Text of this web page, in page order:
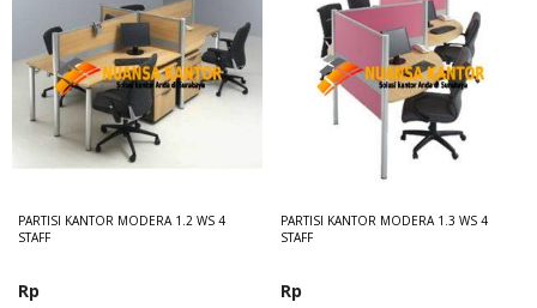
PARTISI KANTOR MODERA 1.2 WS 4
STAFF
Rp
PARTISI KANTOR MODERA 1.3 WS 4
STAFF
Rp